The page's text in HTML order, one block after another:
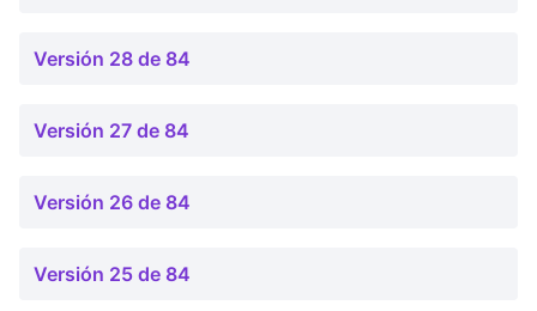
Versión 28 de 84
Versión 27 de 84
Versión 26 de 84
Versión 25 de 84